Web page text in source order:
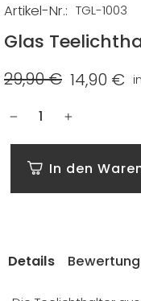
Artikel-Nr.: TGL-1003
Glas
Normaler
29,90 €
Sonderpreis14,90 €
+
In den
Details